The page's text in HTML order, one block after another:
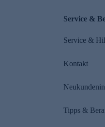
Service &
Service &
Kontakt
Tipps &